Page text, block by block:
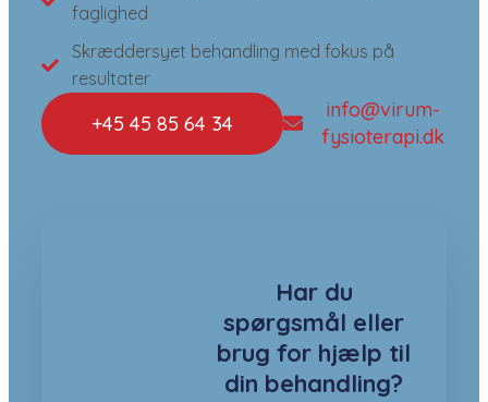
faglighed
Skræddersyet behandling med fokus på
resultater
+45 45 85 64 34
info@virum-
fysioterapi.dk
Har du
spørgsmål eller
brug for hjælp til
din behandling?